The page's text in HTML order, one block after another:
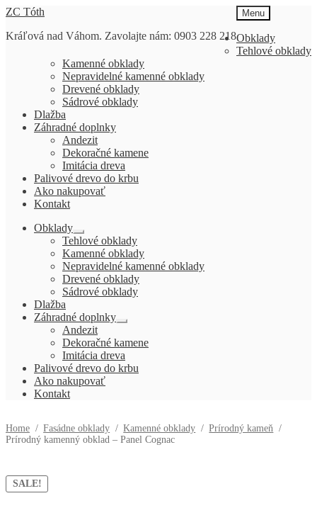
Preskočiť
navigáciu
Preskočiť
obsah
ZC Tóth
Kráľová nad Váhom. Zavolajte nám: 0903 228 218
Menu
Obklady
Tehlové obklady
Kamenné obklady
Nepravidelné kamenné obklady
Drevené obklady
Sádrové obklady
Dlažba
Záhradné doplnky
Andezit
Dekoračné kamene
Imitácia dreva
Palivové drevo do krbu
Ako nakupovať
Kontakt
Obklady
Rozbaliť
podradené
menu
Tehlové obklady
Kamenné obklady
Nepravidelné kamenné obklady
Drevené obklady
Sádrové obklady
Dlažba
Záhradné doplnky
Rozbaliť
menu
Andezit
Dekoračné kamene
Imitácia dreva
Palivové drevo do krbu
Ako nakupovať
Kontakt
Home / Fasádne obklady / Kamenné obklady / Prírodný kameň /
Prírodný kamenný obklad – Panel Cognac
SALE!